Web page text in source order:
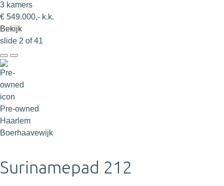
3 kamers
€ 549.000,- k.k.
Bekijk
slide 2 of 41
Pre-owned
Haarlem
Boerhaavewijk
Surinamepad 212